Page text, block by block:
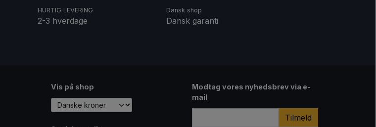
HURTIG LEVERING
2-3 hverdage
Dansk shop
Dansk garanti
Vis på shop
Modtag vores nyhedsbrev via e-
mail
Tilmeld